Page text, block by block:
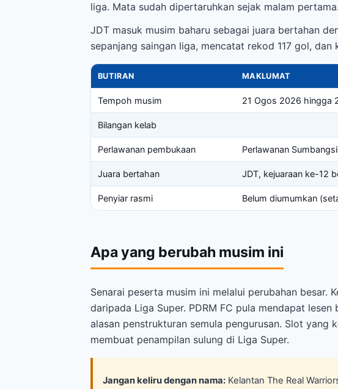
liga. Mata sudah dipertaruhkan sejak malam pertama.
JDT masuk musim baharu sebagai juara bertahan
sepanjang saingan liga, mencatat rekod 117 gol,
BUTIRAN MAKLUMAT
Tempoh musim 21 Ogos 2026 hingga
Bilangan kelab
Perlawanan pembukaan Perlawanan
Juara bertahan JDT, kejuaraan ke-12
Penyiar rasmi Belum diumumkan
Apa yang berubah musim ini
Senarai peserta musim ini melalui perubahan besar.
daripada Liga Super. PDRM FC pula mendapat
alasan penstrukturan semula pengurusan. Slot yang
membuat penampilan sulung di Liga Super.
Jangan keliru dengan nama: Kelantan The Real